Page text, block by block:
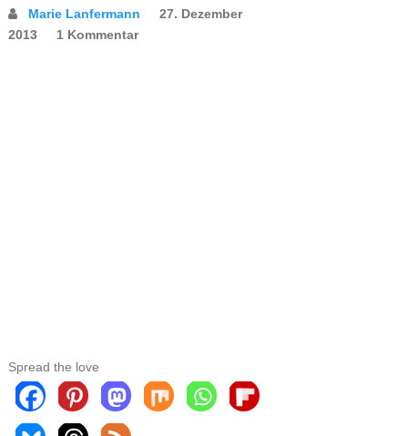
Marie Lanfermann
27. Dezember
2013
1 Kommentar
Spread the love